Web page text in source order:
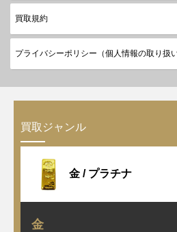
買取規約
プライバシーポリシー（個人情報の取り扱
買取ジャンル
金 / プラチナ
金